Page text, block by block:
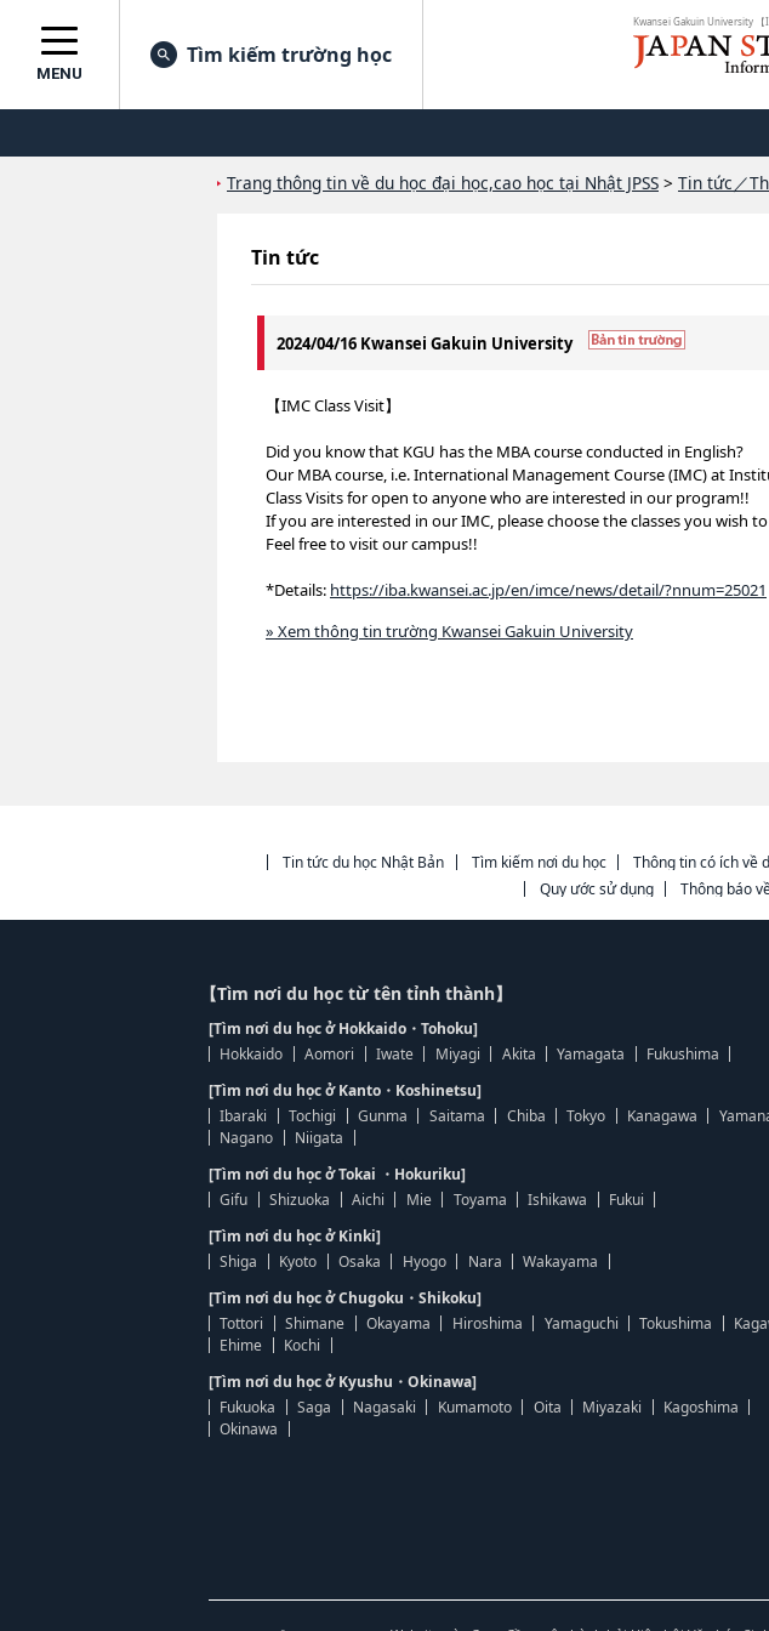
Kwansei Gakuin University 【
MENU
Tìm kiếm trường học
Trang thông tin về du học đại học,cao học tại Nhật JPSS > Tin tức／
Tin tức
2024/04/16 Kwansei Gakuin University
【IMC Class Visit】
Did you know that KGU has the MBA course conducted in English?
Our MBA course, i.e. International Management Course (IMC) at
Class Visits for open to anyone who are interested in our program!!
If you are interested in our IMC, please choose the classes you wish
Feel free to visit our campus!!
*Details: https://iba.kwansei.ac.jp/en/imce/news/detail/?nnum=25021
» Xem thông tin trường Kwansei Gakuin University
Tin tức du học Nhật Bản Tìm kiếm nơi du học Thông tin có ích về
Quy ước sử dụng
Thông báo
【Tìm nơi du học từ tên tỉnh thành】
[Tìm nơi du học ở Hokkaido・Tohoku]
Hokkaido
Aomori Iwate Miyagi Akita Yamagata
Fukushima
[Tìm nơi du học ở Kanto・Koshinetsu]
Ibaraki
Tochigi Gunma Saitama Chiba Tokyo Kanagawa
Nagano
Niigata
[Tìm nơi du học ở Tokai ・Hokuriku]
Gifu
Shizuoka Aichi Mie Toyama Ishikawa
Fukui
[Tìm nơi du học ở Kinki]
Shiga
Kyoto Osaka Hyogo Nara
Wakayama
[Tìm nơi du học ở Chugoku・Shikoku]
Tottori
Shimane Okayama Hiroshima Yamaguchi Tokushima
Ehime
Kochi
[Tìm nơi du học ở Kyushu・Okinawa]
Fukuoka
Saga Nagasaki Kumamoto Oita Miyazaki
Kagoshima
Okinawa